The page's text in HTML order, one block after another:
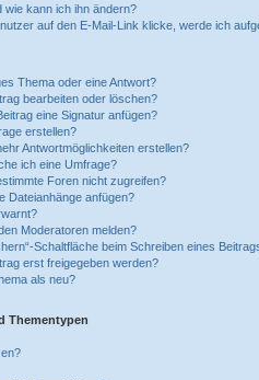
wie kann ich ihn ändern?
auf den E-Mail-Link klicke, werde ich
Thema oder eine Antwort?
bearbeiten oder löschen?
eine Signatur anfügen?
erstellen?
Antwortmöglichkeiten erstellen?
ich eine Umfrage?
Foren nicht zugreifen?
Dateianhänge anfügen?
Moderatoren melden?
Schaltfläche beim Schreiben eines
erst freigegeben werden?
als neu?
Thementypen